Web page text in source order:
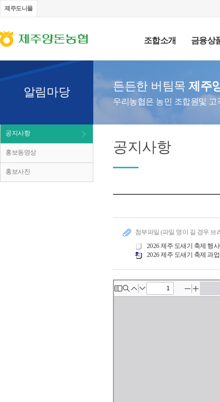
제주도니몰
조합소개 금융상
든든한 버팀목제주
우리농협은 농민 조합원및
알림마당
공지사항
홍보동영상
홍보사진
공지사항
첨부파일 (파일 명이 길 경우
2026 제주 도새기 축제 행
2026 제주 도새기 축제 과